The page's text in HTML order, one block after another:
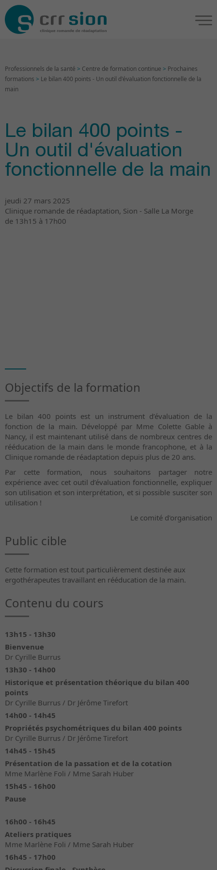
Professionnels de la santé > Centre de formation continue > Prochaines
formations > Le bilan 400 points - Un outil d'évaluation fonctionnelle de la
main
Le bilan 400 points -
Un outil d'évaluation
fonctionnelle de la main
jeudi 27 mars 2025
Clinique romande de réadaptation, Sion - Salle La Morge
de 13h15 à 17h00
Objectifs de la formation
Le bilan 400 points est un instrument d’évaluation de la
fonction de la main. Développé par Mme Colette Gable à
Nancy, il est maintenant utilisé dans de nombreux centres de
rééducation de la main dans le monde francophone, et à la
Clinique romande de réadaptation depuis plus de 20 ans.
Par cette formation, nous souhaitons partager notre
expérience avec cet outil d’évaluation fonctionnelle, expliquer
son utilisation et son interprétation, et si possible susciter son
utilisation !
Le comité d'organisation
Public cible
Cette formation est tout particulièrement destinée aux
ergothérapeutes travaillant en rééducation de la main.
Contenu du cours
13h15 - 13h30
Bienvenue
Dr Cyrille Burrus
13h30 - 14h00
Historique et présentation théorique du bilan 400
points
Dr Cyrille Burrus / Dr Jérôme Tirefort
14h00 - 14h45
Propriétés psychométriques du bilan 400 points
Dr Cyrille Burrus / Dr Jérôme Tirefort
14h45 - 15h45
Présentation de la passation et de la cotation
Mme Marlène Foli / Mme Sarah Huber
15h45 - 16h00
Pause
16h00 - 16h45
Ateliers pratiques
Mme Marlène Foli / Mme Sarah Huber
16h45 - 17h00